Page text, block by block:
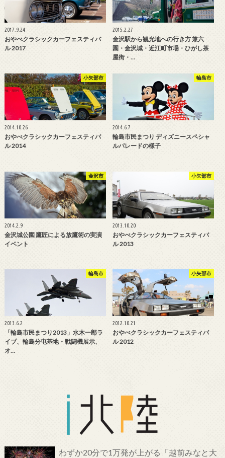
2017.9.24
おやべクラシックカーフェスティバ
ル 2017
2015.2.27
金沢駅から観光地への行き方 兼六
園・金沢城・近江町市場・ひがし茶
屋街・…
小矢部市
2014.10.26
おやべクラシックカーフェスティバ
ル 2014
輪島市
2014.6.7
輪島市民まつり ディズニースペシャ
ルパレードの様子
金沢市
2014.2.9
金沢城公園 鷹匠による放鷹術の実演
イベント
小矢部市
2013.10.20
おやべクラシックカーフェスティバ
ル 2013
輪島市
2013.6.2
「輪島市民まつり2013」水木一郎ラ
イブ、輪島分屯基地・戦闘機展示、
オ…
小矢部市
2012.10.21
おやべクラシックカーフェスティバ
ル 2012
わずか20分で1万発が上がる「越前みなと大